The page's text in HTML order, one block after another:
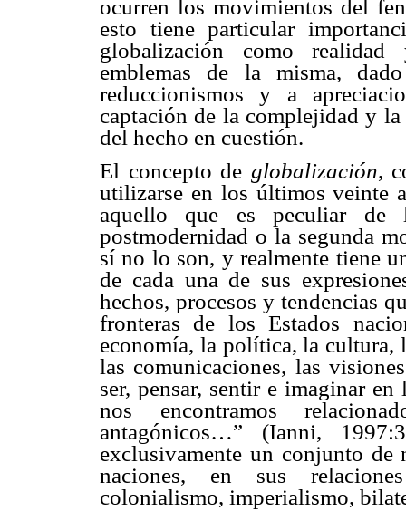
ocurren los movimientos del
esto tiene particular
globalización como
emblemas de la misma,
reduccionismos y a
captación de la complejidad y la
del hecho en cuestión.
El concepto de globalización,
utilizarse en los últimos veinte
aquello que es peculiar
postmodernidad o la segunda
sí no lo son, y realmente tiene
de cada una de sus
hechos, procesos y tendencias
fronteras de los Estados
economía, la política, la cultura,
las comunicaciones, las
ser, pensar, sentir e imaginar
nos encontramos
antagónicos…” (Ianni,
exclusivamente un conjunto de
naciones, en sus
colonialismo, imperialismo,